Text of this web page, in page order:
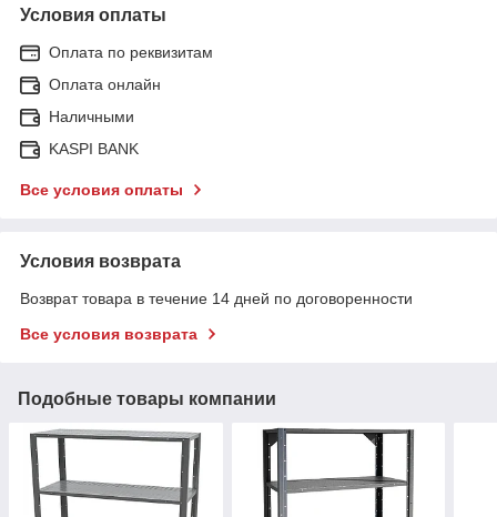
Условия оплаты
Оплата по реквизитам
Оплата онлайн
Наличными
KASPI BANK
Все условия оплаты
Условия возврата
Возврат товара в течение 14 дней по договоренности
Все условия возврата
Подобные товары компании